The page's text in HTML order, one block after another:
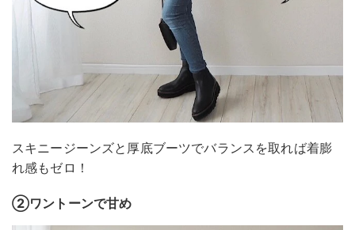
スキニージーンズと厚底ブーツでバランスを取れば着膨
れ感もゼロ！
②ワントーンで甘め